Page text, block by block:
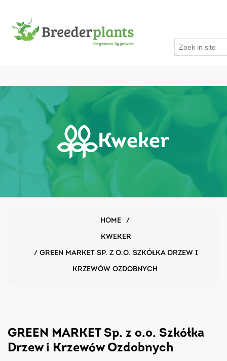
Kweker
HOME /
KWEKER
/ GREEN MARKET SP. Z O.O. SZKÓŁKA DRZEW I
KRZEWÓW OZDOBNYCH
GREEN MARKET Sp. z o.o. Szkółka
Drzew i Krzewów Ozdobnych